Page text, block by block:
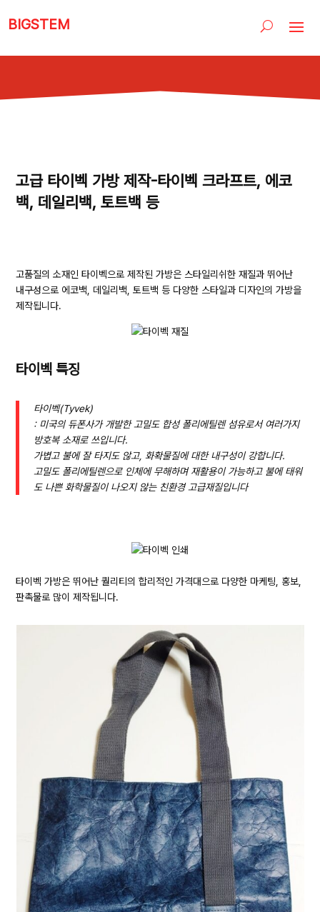
BIGSTEM
고급 타이벡 가방 제작-타이벡 크라프트, 에코
백, 데일리백, 토트백 등
고품질의 소재인 타이벡으로 제작된 가방은 스타일리쉬한 재질과 뛰어난
내구성으로 에코백, 데일리백, 토트백 등 다양한 스타일과 디자인의 가방을
제작됩니다.
타이벡 특징
타이벡(Tyvek)
: 미국의 듀폰사가 개발한 고밀도 합성 폴리에틸렌 섬유로서 여러가지
방호복 소재로 쓰입니다.
가볍고 불에 잘 타지도 않고, 화확물질에 대한 내구성이 강합니다.
고밀도 폴리에틸렌으로 인체에 무해하며 재활용이 가능하고 불에 태워
도 나쁜 화학물질이 나오지 않는 친환경 고급재질입니다
타이벡 가방은 뛰어난 퀄리티의 합리적인 가격대으로 다양한 마케팅, 홍보,
판촉물로 많이 제작됩니다.